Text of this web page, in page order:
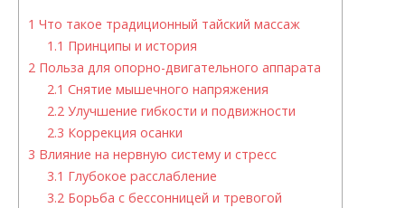
1 Что такое традиционный тайский массаж
1.1 Принципы и история
2 Польза для опорно-двигательного аппарата
2.1 Снятие мышечного напряжения
2.2 Улучшение гибкости и подвижности
2.3 Коррекция осанки
3 Влияние на нервную систему и стресс
3.1 Глубокое расслабление
3.2 Борьба с бессонницей и тревогой